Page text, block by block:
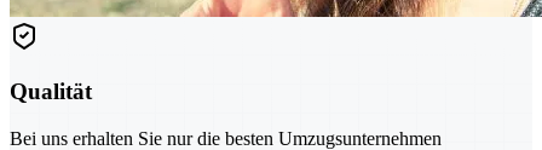
Qualität
Bei uns erhalten Sie nur die besten Umzugsunternehmen